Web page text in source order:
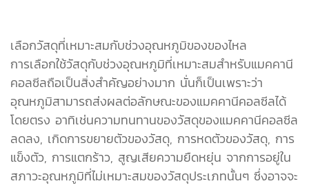
เลือกวัสดุที่เหมาะสมกับช่วงอุณหภูมิของของไหล
การเลือกใช้วัสดุกับช่วงอุณหภูมิที่เหมาะสมสำหรับแมคคานี
คอลซีลถือเป็นสิ่งสำคัญอย่างมาก นั่นก็เป็นเพราะว่า
อุณหภูมิสามารถส่งผลต่อลักษณะของแมคคานีคอลซีลได้
โดยตรง อาทิเช่นความทนทานของวัสดุของแมคคานีคอลซีล
ลดลง, เกิดการขยายตัวของวัสดุ, การหดตัวของวัสดุ, การ
แข็งตัว, การแตกร้าว, สูญเสียความยืดหยุ่น จากการอยู่ใน
สภาวะอุณหภูมิที่ไม่เหมาะสมของวัสดุประเภทนั้นๆ ซึ่งอาจจะ